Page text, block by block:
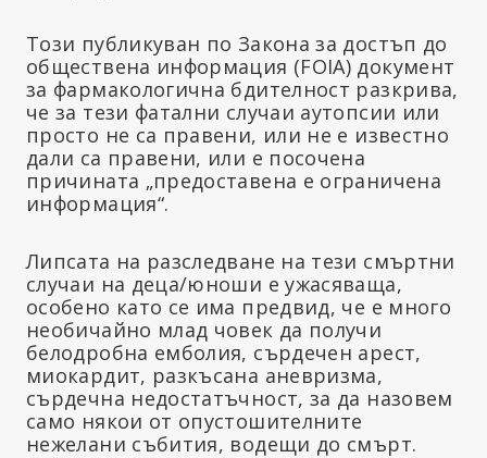
Този публикуван по Закона за достъп до
обществена информация (FOIA) документ
за фармакологична бдителност разкрива,
че за тези фатални случаи аутопсии или
просто не са правени, или не е известно
дали са правени, или е посочена
причината „предоставена е ограничена
информация“.
Липсата на разследване на тези смъртни
случаи на деца/юноши е ужасяваща,
особено като се има предвид, че е много
необичайно млад човек да получи
белодробна емболия, сърдечен арест,
миокардит, разкъсана аневризма,
сърдечна недостатъчност, за да назовем
само някои от опустошителните
нежелани събития, водещи до смърт.